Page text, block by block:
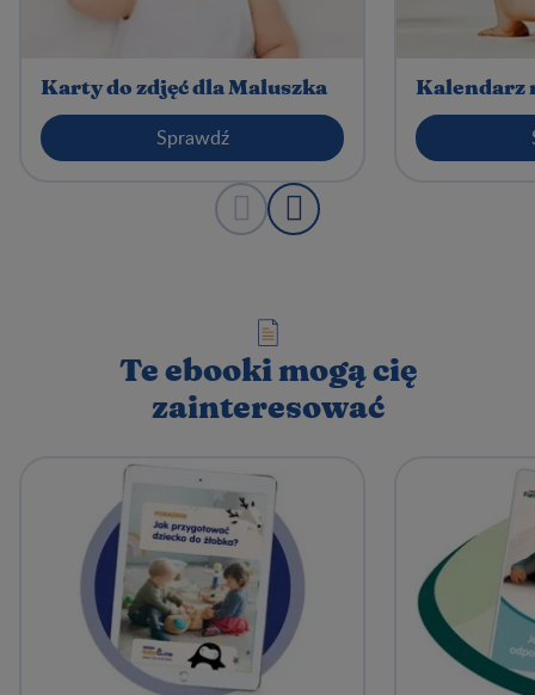
Karty do zdjęć dla Maluszka
Sprawdź
Kalendarz
Te ebooki mogą cię
zainteresować